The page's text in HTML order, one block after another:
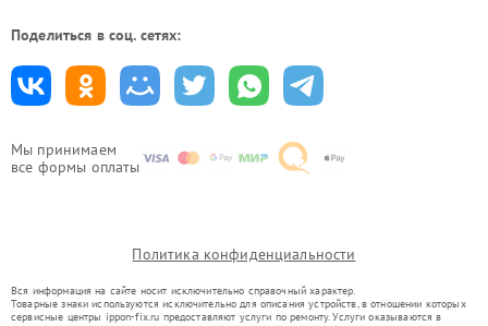
Мы принимаем
все формы оплаты
Поделиться в соц. сетях:
Политика конфиденциальности
Вся информация на сайте носит исключительно справочный характер.
Товарные знаки используются исключительно для описания устройств, в отношении которых
сервисные центры ippon-fix.ru предоставляют услуги по ремонту. Услуги оказываются в